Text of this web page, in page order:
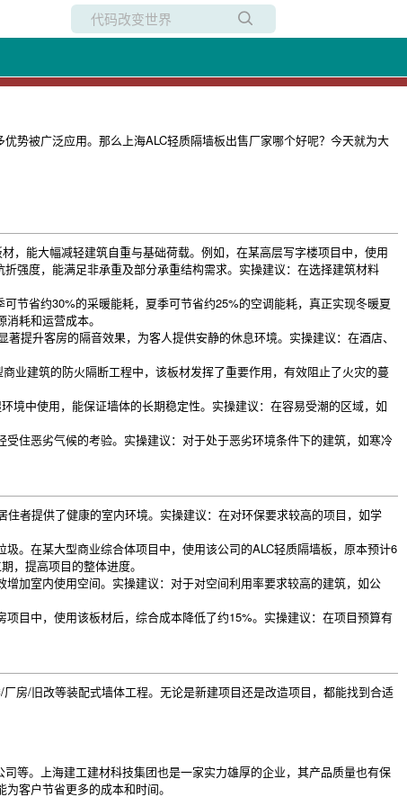
当前博客
势被广泛应用。那么上海ALC轻质隔墙板出售厂家哪个好呢？今天就为大
，能大幅减轻建筑自重与基础荷载。例如，在某高层写字楼项目中，使用
强度，能满足非承重及部分承重结构需求。实操建议：在选择建筑材料
节省约30%的采暖能耗，夏季可节省约25%的空调能耗，真正实现冬暖夏
耗和运营成本。
提升客房的隔音效果，为客人提供安静的休息环境。实操建议：在酒店、
业建筑的防火隔断工程中，该板材发挥了重要作用，有效阻止了火灾的蔓
境中使用，能保证墙体的长期稳定性。实操建议：在容易受潮的区域，如
住恶劣气候的考验。实操建议：对于处于恶劣环境条件下的建筑，如寒冷
者提供了健康的室内环境。实操建议：在对环保要求较高的项目，如学
。在某大型商业综合体项目中，使用该公司的ALC轻质隔墙板，原本预计6
，提高项目的整体进度。
加室内使用空间。实操建议：对于对空间利用率要求较高的建筑，如公
目中，使用该板材后，综合成本降低了约15%。实操建议：在项目预算有
房/旧改等装配式墙体工程。无论是新建项目还是改造项目，都能找到合适
等。上海建工建材科技集团也是一家实力雄厚的企业，其产品质量也有保
客户节省更多的成本和时间。